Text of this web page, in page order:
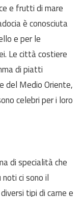
e frutti di mare
è conosciuta
e per le
Le città costiere
di piatti
del Medio Oriente,
celebri per i loro
di specialità che
ci sono il
tipi di carne e